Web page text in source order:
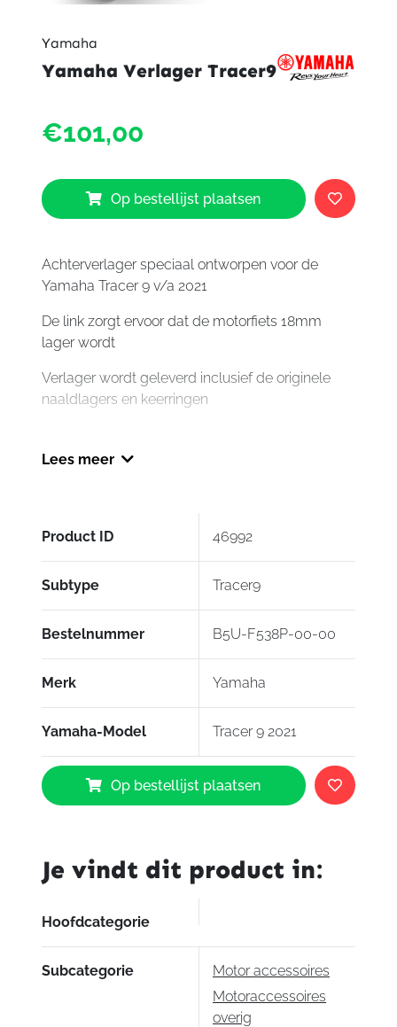
Yamaha
Yamaha Verlager Tracer9
€101,00
Op bestellijst plaatsen
Achterverlager speciaal ontworpen voor de
Yamaha Tracer 9 v/a 2021
De link zorgt ervoor dat de motorfiets 18mm
lager wordt
Verlager wordt geleverd inclusief de originele
naaldlagers en keerringen
B5UF538P1000 (oude bestelnummer B5U-
Lees meer
Product ID 46992
Subtype Tracer9
Bestelnummer B5U-F538P-00-00
Merk Yamaha
Yamaha-Model Tracer 9 2021
Yamaha
Verlager
Tracer9
Op bestellijst plaatsen
Je vindt dit product in:
Hoofdcategorie
Subcategorie
Motor accessoires
Motoraccessoires
overig